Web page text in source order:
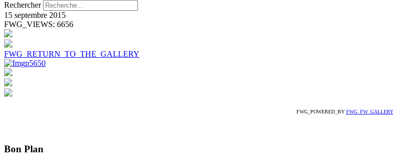
Rechercher
15 septembre 2015
FWG_VIEWS: 6656
FWG_RETURN_TO_THE_GALLERY
FWG_POWERED_BY FWG_FW_GALLERY
Bon Plan